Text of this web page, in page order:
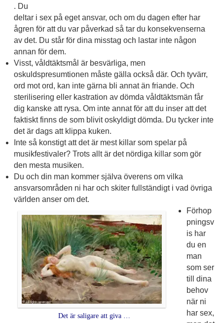
. Du
deltar i sex på eget ansvar, och om du dagen efter har
ågren för att du var påverkad så tar du konsekvenserna
av det. Du står för dina misstag och lastar inte någon
annan för dem.
Visst, våldtäktsmål är besvärliga, men
oskuldspresumtionen måste gälla också där. Och tyvärr,
ord mot ord, kan inte gärna bli annat än friande. Och
sterilisering eller kastration av dömda våldtäktsmän får
dig kanske att rysa. Om inte annat för att du inser att det
faktiskt finns de som blivit oskyldigt dömda. Du tycker inte
det är dags att klippa kuken.
Inte så konstigt att det är mest killar som spelar på
musikfestivaler? Trots allt är det nördiga killar som gör
den mesta musiken.
Du och din man kommer själva överens om vilka
ansvarsområden ni har och skiter fullständigt i vad övriga
världen anser om det.
Det är saligare att giva …
Förhop
pningsv
is har
du en
man
som ser
till dina
behov
när ni
har sex,